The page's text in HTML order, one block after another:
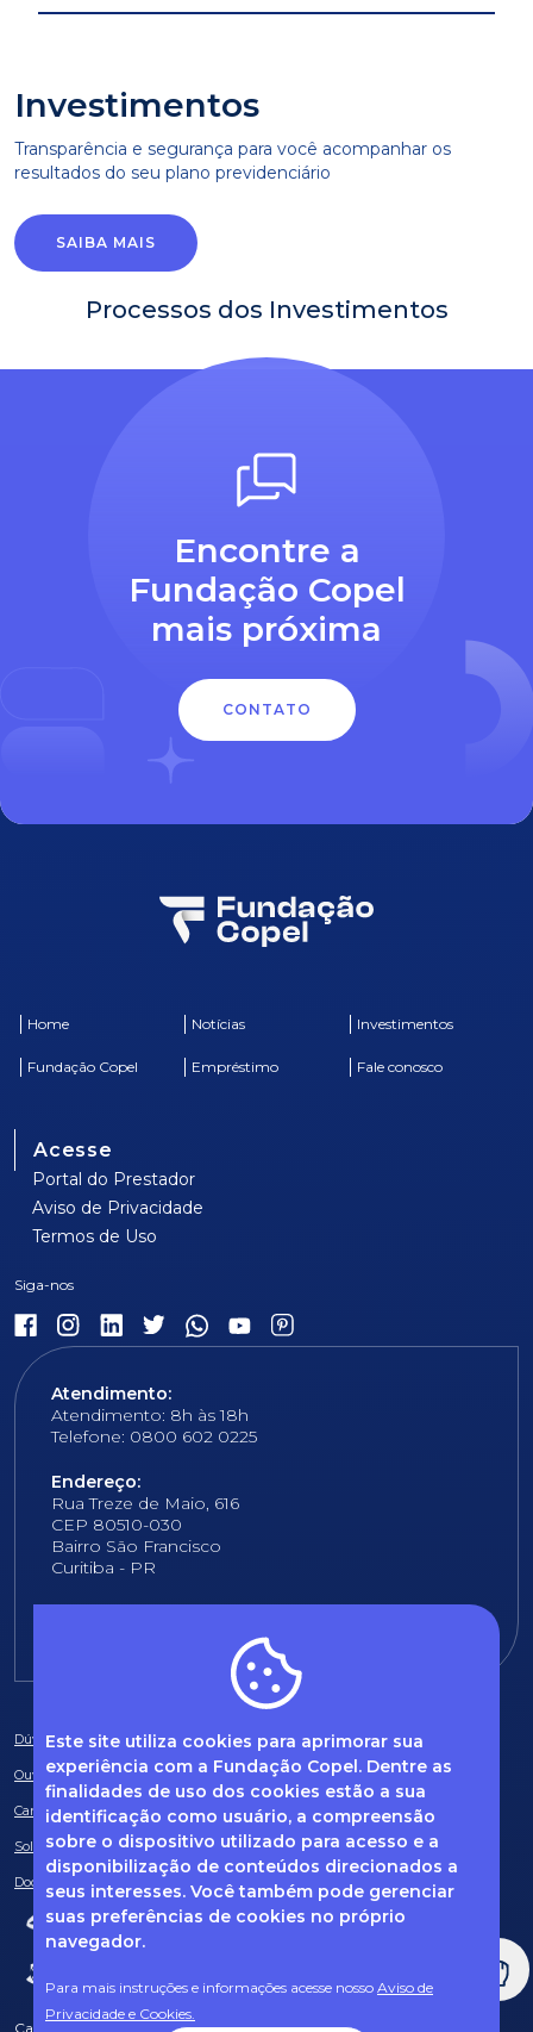
Este site utiliza cookies para aprimorar sua
experiência com a Fundação Copel. Dentre as
finalidades de uso dos cookies estão a sua
identificação como usuário, a compreensão
sobre o dispositivo utilizado para acesso e a
disponibilização de conteúdos direcionados a
seus interesses. Você também pode gerenciar
suas preferências de cookies no próprio
navegador.
Para mais instruções e informações acesse nosso Aviso de
Privacidade e Cookies.
Investimentos
Transparência e segurança para você acompanhar os
resultados do seu plano previdenciário
SAIBA MAIS
Processos dos Investimentos
Encontre a
Fundação Copel
mais próxima
CONTATO
Home Notícias Investimentos
Fundação Copel Empréstimo Fale conosco
Acesse
Portal do Prestador
Aviso de Privacidade
Termos de Uso
Atendimento:
Atendimento: 8h às 18h
Telefone: 0800 602 0225
Endereço:
Rua Treze de Maio, 616
CEP 80510-030
Bairro São Francisco
Curitiba - PR
Dúvidas frequentes
Ouvidoria
Canal de Denúncias
Solicitação de informações
Documentos obrigatórios
Caso tenha dúvidas sobre Privacidade de Dados e LGPD, entre em